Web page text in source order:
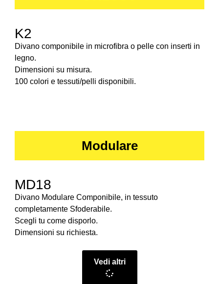
K2
Divano componibile in microfibra o pelle con inserti in
legno.
Dimensioni su misura.
100 colori e tessuti/pelli disponibili.
Modulare
MD18
Divano Modulare Componibile, in tessuto
completamente Sfoderabile.
Scegli tu come disporlo.
Dimensioni su richiesta.
Vedi altri